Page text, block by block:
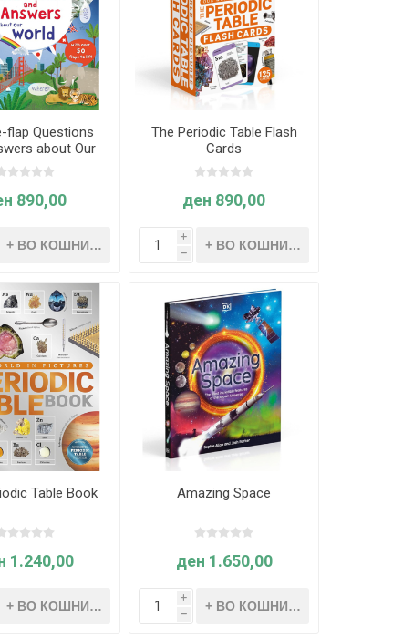
flap Questions
about Our
World
890,00
The Periodic Table Flash
Cards
ден 890,00
i
h
Table Book
1.240,00
Amazing Space
ден 1.650,00
i
h